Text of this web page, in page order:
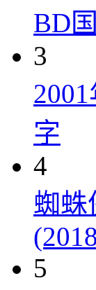
BD
3
字
4
蜘蛛
5